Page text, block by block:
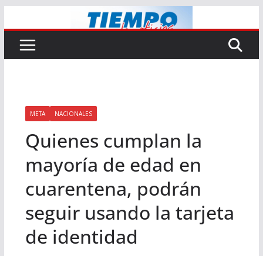
al
contenido
META NACIONALES
Quienes cumplan la
mayoría de edad en
cuarentena, podrán
seguir usando la tarjeta
de identidad